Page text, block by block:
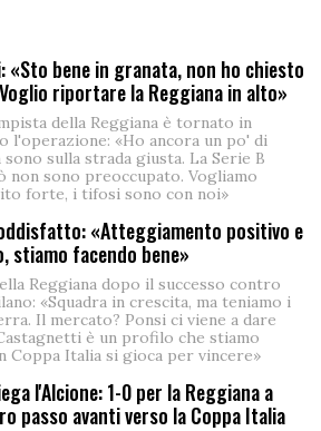
«Sto bene in granata, non ho chiesto
riportare la Reggiana in alto»
della Reggiana è tornato in
l'operazione: «Ho ancora un po' di
sono sulla strada giusta. La Serie B
non sono preoccupato. Vogliamo
forte, i tifosi sono con noi»
«Atteggiamento positivo e
stiamo facendo bene»
Reggiana dopo il successo contro
«Squadra in crescita, ma teniamo i
Il mercato? Ponsi ci viene a dare
è un profilo che stiamo
Coppa Italia si gioca per vincere»
l'Alcione: 1-0 per la Reggiana a
passo avanti verso la Coppa Italia